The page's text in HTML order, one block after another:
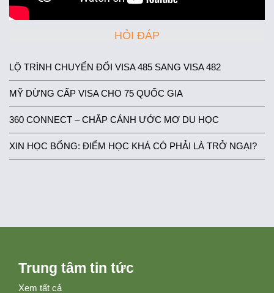
HỎI ĐÁP
LỘ TRÌNH CHUYỂN ĐỔI VISA 485 SANG VISA 482
MỸ DỪNG CẤP VISA CHO 75 QUỐC GIA
360 CONNECT – CHẮP CÁNH ƯỚC MƠ DU HỌC
XIN HỌC BỔNG: ĐIỂM HỌC KHÁ CÓ PHẢI LÀ TRỞ NGẠI?
Trung tâm tin tức
Xem tất cả